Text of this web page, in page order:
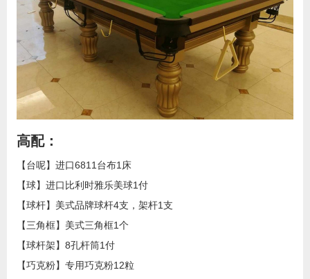
高配：
【台呢】进口6811台布1床
【球】进口比利时雅乐美球1付
【球杆】美式品牌球杆4支，架杆1支
【三角框】美式三角框1个
【球杆架】8孔杆筒1付
【巧克粉】专用巧克粉12粒